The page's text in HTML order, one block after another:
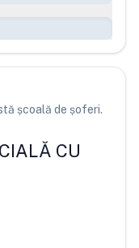
școală de șoferi.
CU